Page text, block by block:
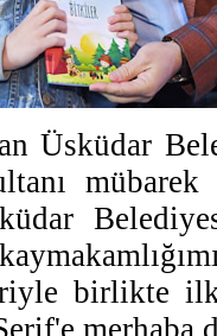
Üsküdar
mübarek
birlikte
merhaba